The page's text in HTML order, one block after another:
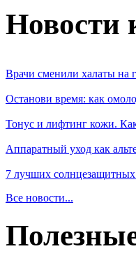
Новости
Врачи сменили халаты на
Останови время: как
Тонус и лифтинг кожи.
Аппаратный уход как
7 лучших
Все новости...